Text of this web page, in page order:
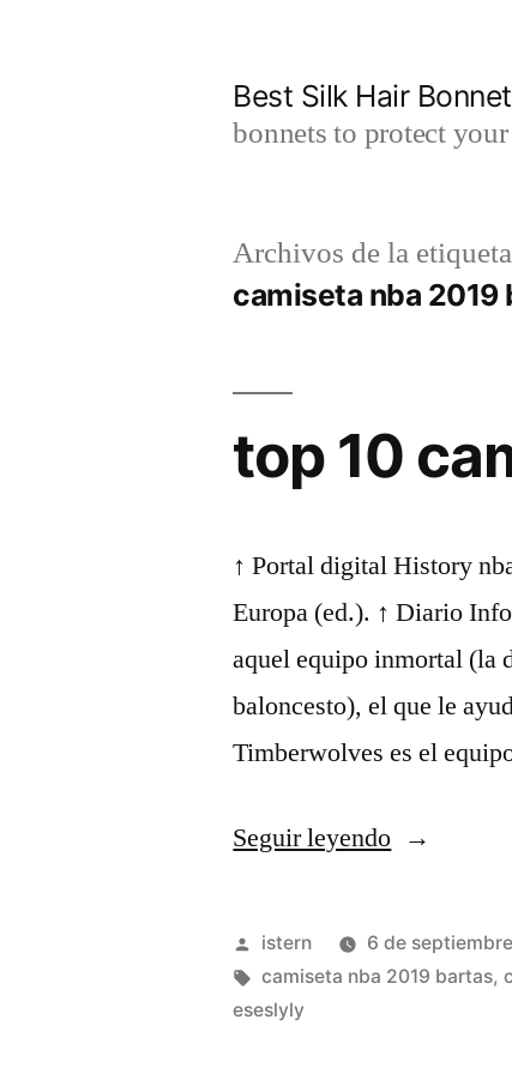
Best Silk Hair
bonnets to protect
Archivos de la
camiseta nba 2019
top 10
↑ Portal digital History
Europa (ed.). ↑ Diario
aquel equipo inmortal (la
baloncesto), el que le
Timberwolves es el
Seguir leyendo«top
camisetas
nba
Publicado
por
istern 6 de
Etiquetas:
camiseta nba 2019 bartas,
eseslyly